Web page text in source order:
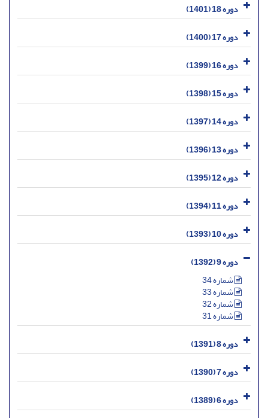
دوره 18 (1401)
دوره 17 (1400)
دوره 16 (1399)
دوره 15 (1398)
دوره 14 (1397)
دوره 13 (1396)
دوره 12 (1395)
دوره 11 (1394)
دوره 10 (1393)
دوره 9 (1392)
شماره 34
شماره 33
شماره 32
شماره 31
دوره 8 (1391)
دوره 7 (1390)
دوره 6 (1389)